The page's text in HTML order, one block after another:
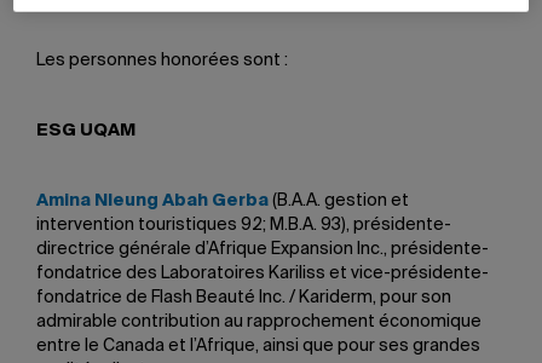
Les personnes honorées sont :
ESG UQAM
Amina Nleung Abah Gerba (B.A.A. gestion et
intervention touristiques 92; M.B.A. 93), présidente-
directrice générale d’Afrique Expansion Inc., présidente-
fondatrice des Laboratoires Kariliss et vice-présidente-
fondatrice de Flash Beauté Inc. / Kariderm, pour son
admirable contribution au rapprochement économique
entre le Canada et l’Afrique, ainsi que pour ses grandes